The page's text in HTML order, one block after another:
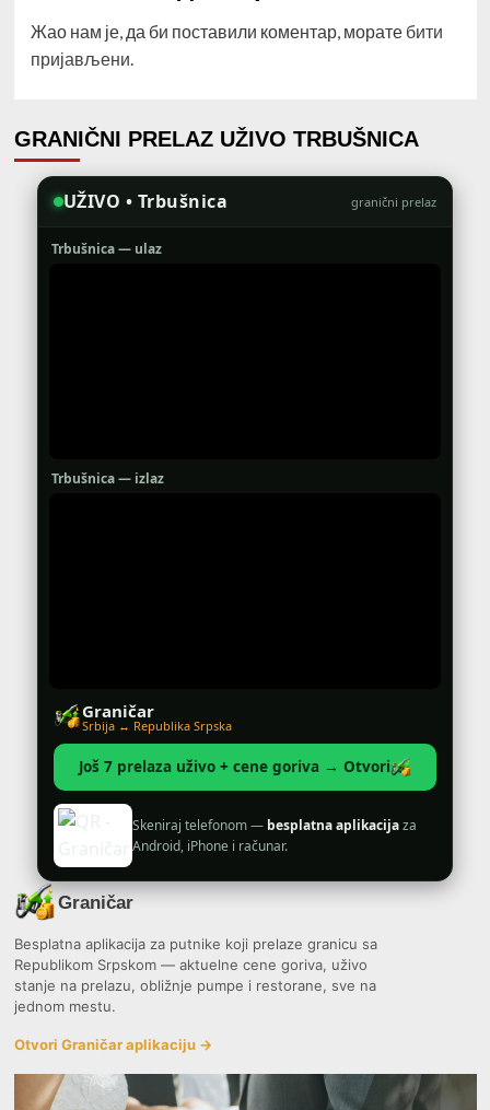
Жао нам је, да би поставили коментар, морате бити
пријављени.
GRANIČNI PRELAZ UŽIVO TRBUŠNICA
UŽIVO • Trbušnica granični prelaz
Trbušnica — ulaz
Trbušnica — izlaz
Graničar
Srbija ↔ Republika Srpska
Još 7 prelaza uživo + cene goriva → Otvori
Skeniraj telefonom — besplatna aplikacijaza
Android, iPhone i računar.
Graničar
Besplatna aplikacija za putnike koji prelaze granicu sa
Republikom Srpskom — aktuelne cene goriva, uživo
stanje na prelazu, obližnje pumpe i restorane, sve na
jednom mestu.
Otvori Graničar aplikaciju →